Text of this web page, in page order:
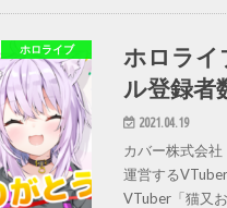
ホロライブ
ホロライ
ル登録者
2021.04.19
カバー株式会
運営する
VTuber「猫又